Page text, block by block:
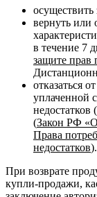
осуществить
вернуть или
в течение 7
защите прав
отказаться
уплаченной
недостатков
(Закон РФ «О
Права
недостатков).
При возврате
купли-продажи,